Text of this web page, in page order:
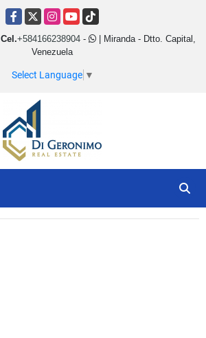
Facebook
X Instagram
YouTubeTikTok
Cel.+584166238904 -
| Miranda - Dtto. Capital,
Venezuela
Select Language ▼